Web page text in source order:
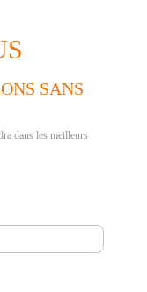
SANS
dans les meilleurs